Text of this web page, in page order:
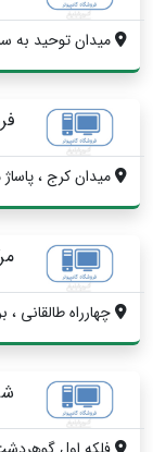
میدان توحید به
میدان کرج ، پاساژ
چهارراه طالقانی ،